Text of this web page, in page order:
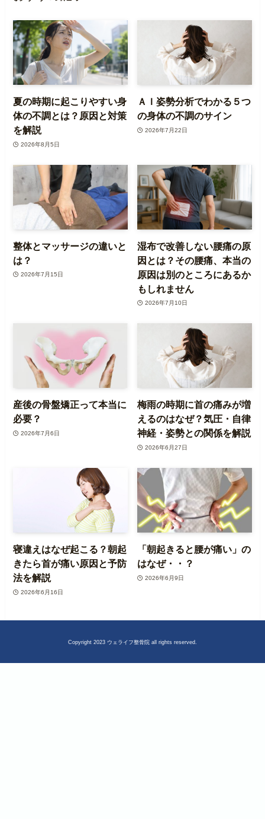
夏の時期に起こりやすい身
体の不調とは？原因と対策
を解説
2026年8月5日
ＡＩ姿勢分析でわかる５つ
の身体の不調のサイン
2026年7月22日
整体とマッサージの違いと
は？
2026年7月15日
湿布で改善しない腰痛の原
因とは？その腰痛、本当の
原因は別のところにあるか
もしれません
2026年7月10日
産後の骨盤矯正って本当に
必要？
2026年7月6日
梅雨の時期に首の痛みが増
えるのはなぜ？気圧・自律
神経・姿勢との関係を解説
2026年6月27日
寝違えはなぜ起こる？朝起
きたら首が痛い原因と予防
法を解説
2026年6月16日
「朝起きると腰が痛い」の
はなぜ・・？
2026年6月9日
Copyright 2023 ウェライフ整骨院 all rights reserved.